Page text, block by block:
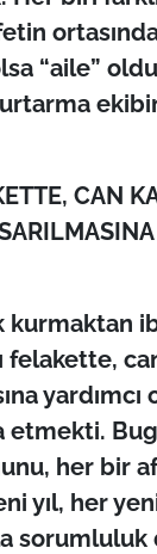
“aile”
CAN
kurmaktan
yardımcı
etmekti.
her bir
yıl, her
sorumluluk